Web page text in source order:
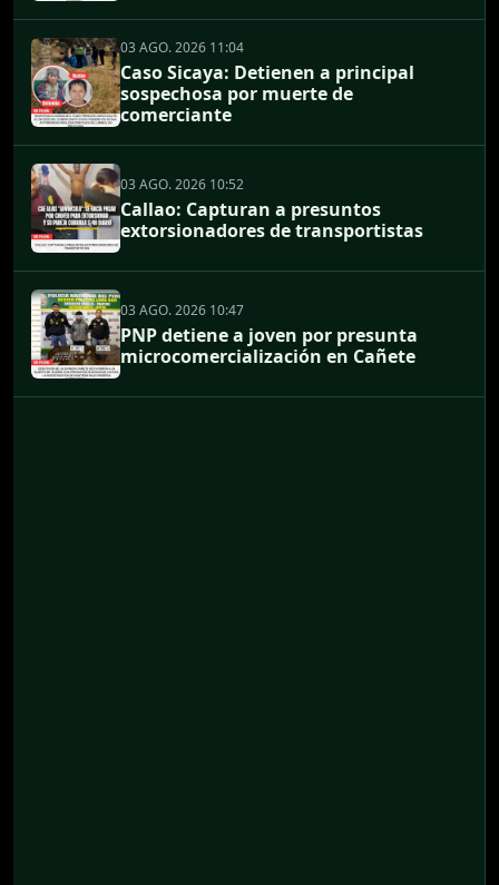
03 AGO. 2026 11:04
Caso Sicaya: Detienen a principal
sospechosa por muerte de
comerciante
03 AGO. 2026 10:52
Callao: Capturan a presuntos
extorsionadores de transportistas
03 AGO. 2026 10:47
PNP detiene a joven por presunta
microcomercialización en Cañete